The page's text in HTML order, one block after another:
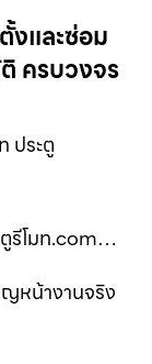
งและซ่อม
ครบวงจร
ประตู
ตูรีโมท.com…
ญหน้างานจริง